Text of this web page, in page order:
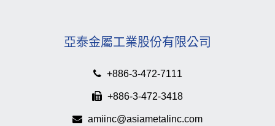
亞泰金屬工業股份有限公司
+886-3-472-7111
+886-3-472-3418
amiinc@asiametalinc.com